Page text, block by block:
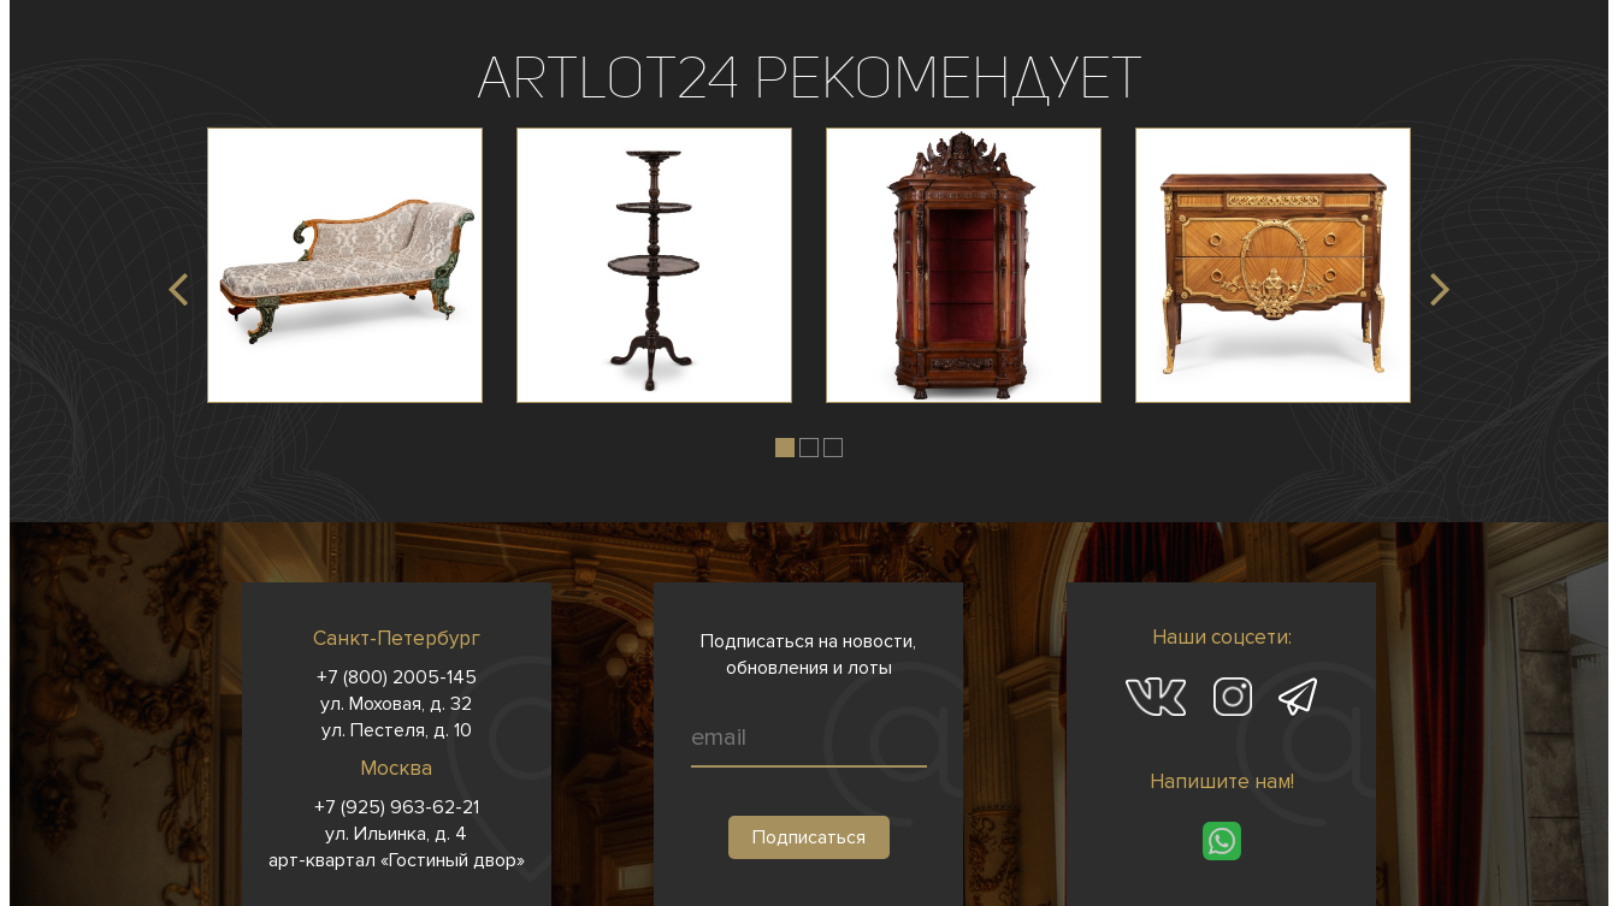
ArtLot24 рекомендует
Санкт-Петербург
+7 (800) 2005-145
ул. Моховая, д. 32
ул. Пестеля, д. 10
Москва
+7 (925) 963-62-21
ул. Ильинка, д. 4
арт-квартал «Гостиный двор»
Подписаться на новости,
обновления и лоты
Наши соцсети:
Напишите нам!